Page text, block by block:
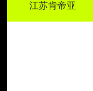
江苏肯帝亚